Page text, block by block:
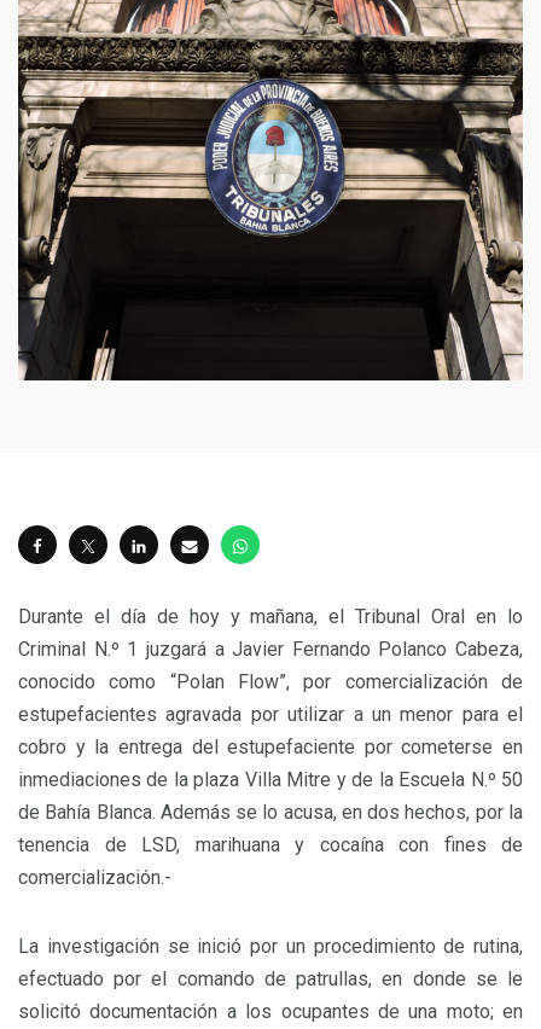
Durante el día de hoy y mañana, el Tribunal Oral en lo
Criminal N.º 1 juzgará a Javier Fernando Polanco Cabeza,
conocido como “Polan Flow”, por comercialización de
estupefacientes agravada por utilizar a un menor para el
cobro y la entrega del estupefaciente por cometerse en
inmediaciones de la plaza Villa Mitre y de la Escuela N.º 50
de Bahía Blanca. Además se lo acusa, en dos hechos, por la
tenencia de LSD, marihuana y cocaína con fines de
comercialización.-
La investigación se inició por un procedimiento de rutina,
efectuado por el comando de patrullas, en donde se le
solicitó documentación a los ocupantes de una moto; en